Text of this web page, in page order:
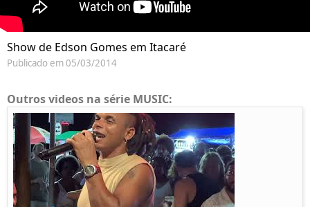
Show de Edson Gomes em Itacaré
Publicado em 05/03/2014
Outros videos na série MUSIC: